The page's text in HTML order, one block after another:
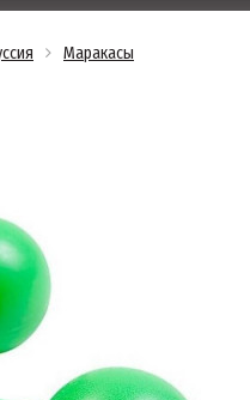
Маракасы